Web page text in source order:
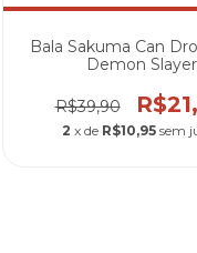
Bala Sakuma Can
Demon Slayer
R$39,90
2 x de R$10,95 sem